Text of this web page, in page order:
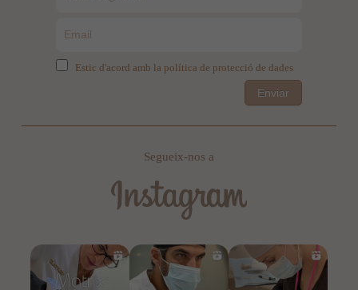
Estic d'acord amb la política de protecció de dades
Enviar
Segueix-nos a